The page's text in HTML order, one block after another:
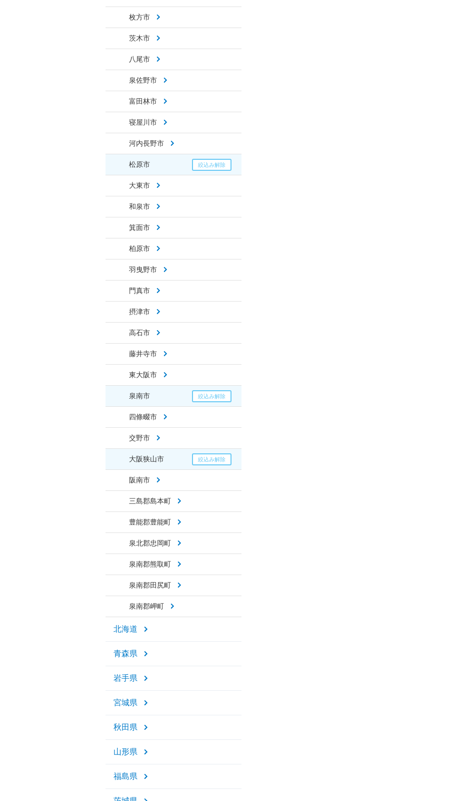
枚方市
茨木市
八尾市
泉佐野市
富田林市
寝屋川市
河内長野市
松原市
大東市
和泉市
箕面市
柏原市
羽曳野市
門真市
摂津市
高石市
藤井寺市
東大阪市
泉南市
四條畷市
交野市
大阪狭山市
阪南市
三島郡島本町
豊能郡豊能町
泉北郡忠岡町
泉南郡熊取町
泉南郡田尻町
泉南郡岬町
北海道
青森県
岩手県
宮城県
秋田県
山形県
福島県